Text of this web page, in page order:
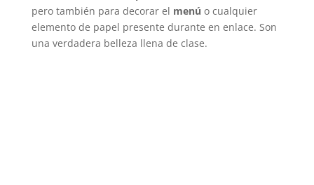
pero también para decorar el menú o cualquier
elemento de papel presente durante en enlace. Son
una verdadera belleza llena de clase.